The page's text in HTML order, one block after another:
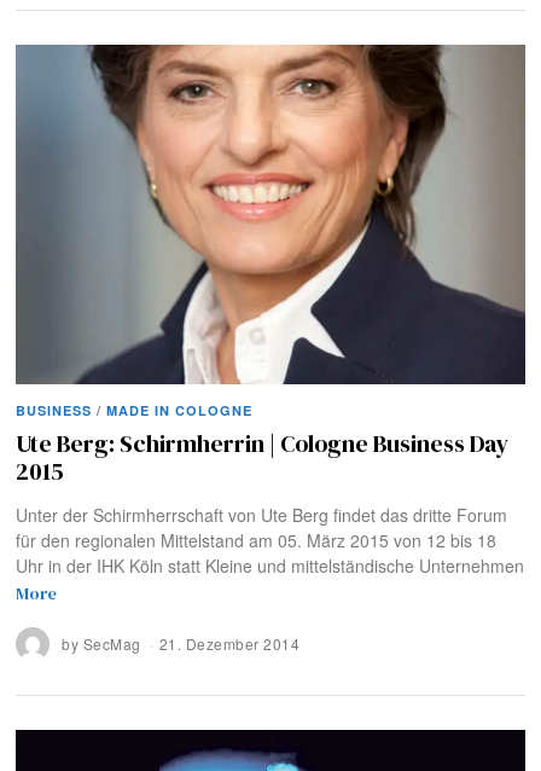
BUSINESS / MADE IN COLOGNE
Ute Berg: Schirmherrin | Cologne Business Day
2015
Unter der Schirmherrschaft von Ute Berg findet das dritte Forum
für den regionalen Mittelstand am 05. März 2015 von 12 bis 18
Uhr in der IHK Köln statt Kleine und mittelständische Unternehmen
More
by SecMag 21. Dezember 2014